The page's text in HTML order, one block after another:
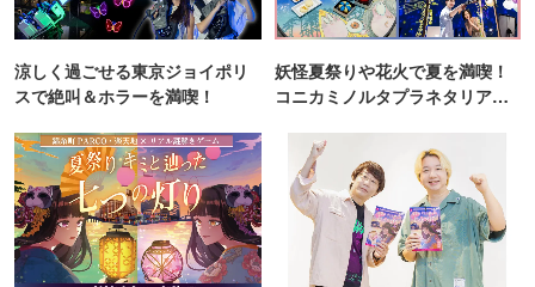
涼しく過ごせる東京ジョイポリ
スで絶叫＆ホラーを満喫！
妖怪夏祭りや花火で夏を満喫！
コニカミノルタプラネタリア